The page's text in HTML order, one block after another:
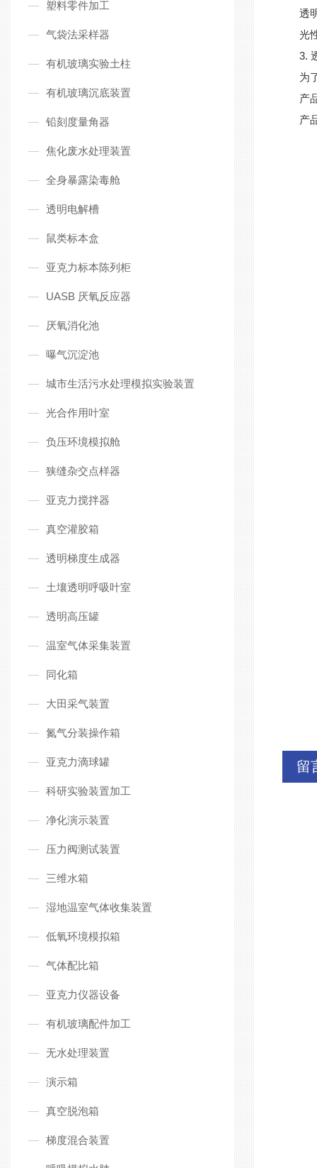
塑料零件加工
气袋法采样器
有机玻璃实验土柱
有机玻璃沉底装置
铅刻度量角器
焦化废水处理装置
全身暴露染毒舱
透明电解槽
鼠类标本盒
亚克力标本陈列柜
UASB 厌氧反应器
厌氧消化池
曝气沉淀池
城市生活污水处理模拟实验装置
光合作用叶室
负压环境模拟舱
狭缝杂交点样器
亚克力搅拌器
真空灌胶箱
透明梯度生成器
土壤透明呼吸叶室
透明高压罐
温室气体采集装置
同化箱
大田采气装置
氮气分装操作箱
亚克力滴球罐
科研实验装置加工
净化演示装置
压力阀测试装置
三维水箱
湿地温室气体收集装置
低氧环境模拟箱
气体配比箱
亚克力仪器设备
有机玻璃配件加工
无水处理装置
演示箱
真空脱泡箱
梯度混合装置
透
光
3.
为
产
产
留